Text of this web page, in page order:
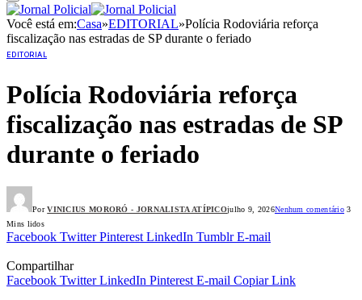
Você está em:Casa»EDITORIAL»Polícia Rodoviária reforça
fiscalização nas estradas de SP durante o feriado
EDITORIAL
Polícia Rodoviária reforça
fiscalização nas estradas de SP
durante o feriado
Por VINICIUS MORORÓ - JORNALISTA ATÍPICOjulho 9, 2026Nenhum comentário 3
Mins lidos
Facebook Twitter Pinterest LinkedIn Tumblr E-mail
Compartilhar
Facebook Twitter LinkedIn Pinterest E-mail Copiar Link